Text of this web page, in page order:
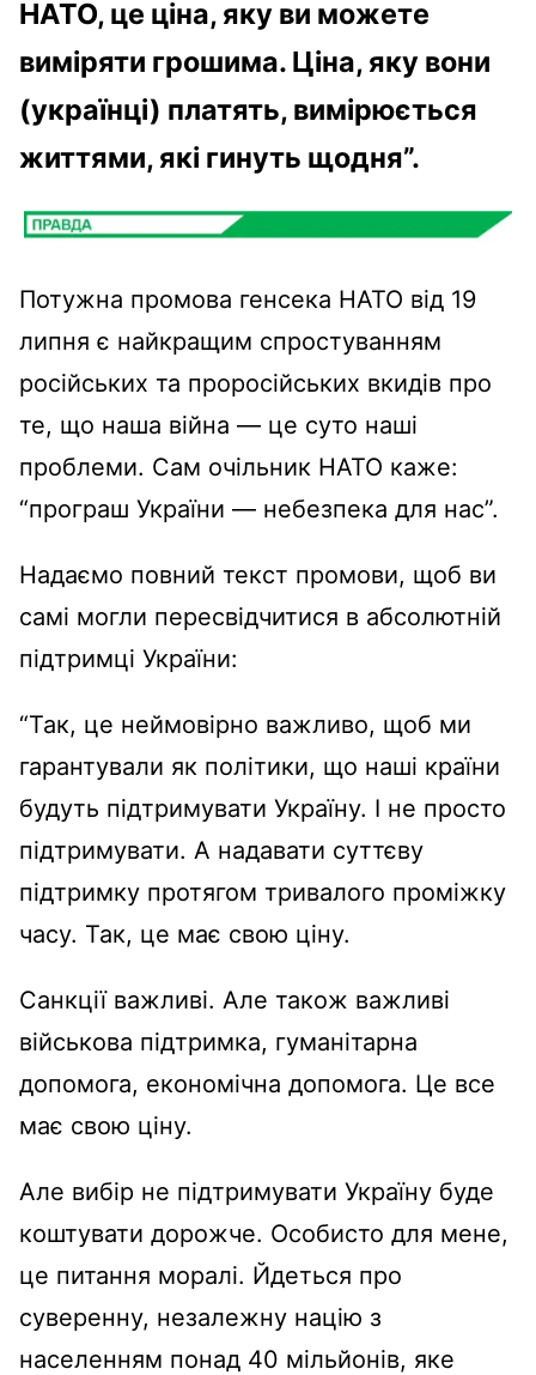
НАТО, це ціна, яку ви можете
виміряти грошима. Ціна, яку вони
(українці) платять, вимірюється
життями, які гинуть щодня”.
Потужна промова генсека НАТО від 19
липня є найкращим спростуванням
російських та проросійських вкидів про
те, що наша війна — це суто наші
проблеми. Сам очільник НАТО каже:
“програш України — небезпека для нас”.
Надаємо повний текст промови, щоб ви
самі могли пересвідчитися в абсолютній
підтримці України:
“Так, це неймовірно важливо, щоб ми
гарантували як політики, що наші країни
будуть підтримувати Україну. І не просто
підтримувати. А надавати суттєву
підтримку протягом тривалого проміжку
часу. Так, це має свою ціну.
Санкції важливі. Але також важливі
військова підтримка, гуманітарна
допомога, економічна допомога. Це все
має свою ціну.
Але вибір не підтримувати Україну буде
коштувати дорожче. Особисто для мене,
це питання моралі. Йдеться про
суверенну, незалежну націю з
населенням понад 40 мільйонів, яке